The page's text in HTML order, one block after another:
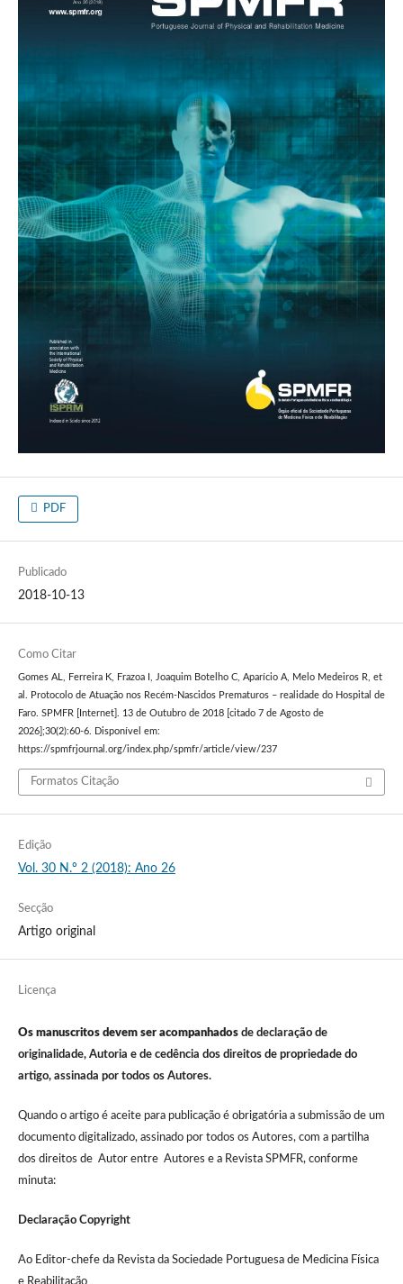
PDF
Publicado
2018-10-13
Como Citar
Gomes AL, Ferreira K, Frazoa I, Joaquim Botelho C, Aparício A, Melo Medeiros R, et
al. Protocolo de Atuação nos Recém-Nascidos Prematuros – realidade do Hospital de
Faro. SPMFR [Internet]. 13 de Outubro de 2018 [citado 7 de Agosto de
2026];30(2):60-6. Disponível em:
https://spmfrjournal.org/index.php/spmfr/article/view/237
Formatos Citação
Edição
Vol. 30 N.º 2 (2018): Ano 26
Secção
Artigo original
Licença
Os manuscritos devem ser acompanhadosde declaração de
originalidade, Autoria e de cedência dos direitos de propriedade do
artigo, assinada por todos os Autores.
Quando o artigo é aceite para publicação é obrigatória a submissão de um
documento digitalizado, assinado por todos os Autores, com a partilha
dos direitos de Autor entre Autores e a Revista SPMFR, conforme
minuta:
Declaração Copyright
Ao Editor-chefe da Revista da Sociedade Portuguesa de Medicina Física
e Reabilitação